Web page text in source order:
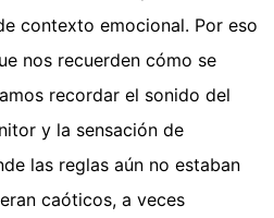
contexto emocional. Por eso
nos recuerden cómo se
recordar el sonido del
y la sensación de
las reglas aún no estaban
caóticos, a veces